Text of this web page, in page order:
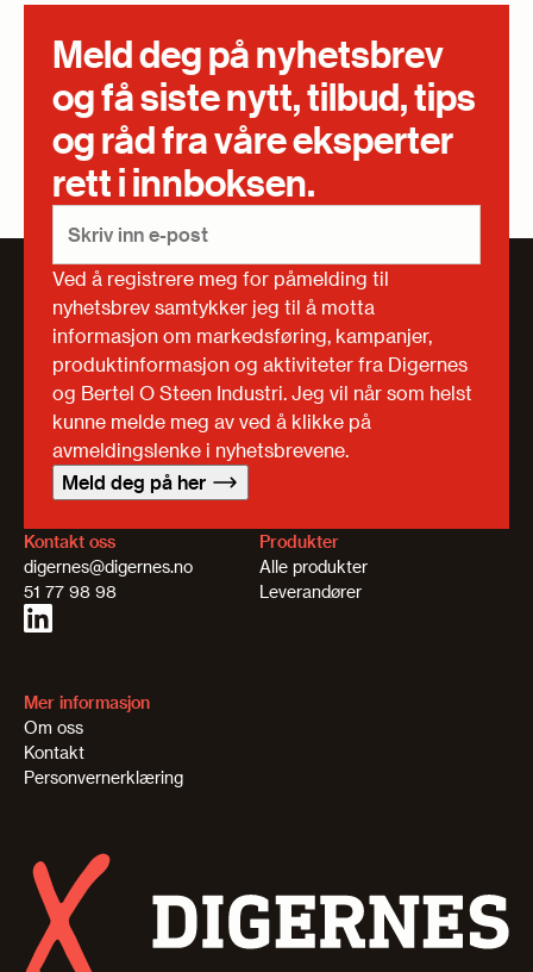
Meld deg på nyhetsbrev
og få siste nytt, tilbud, tips
og råd fra våre eksperter
rett i innboksen.
Ved å registrere meg for påmelding til
nyhetsbrev samtykker jeg til å motta
informasjon om markedsføring, kampanjer,
produktinformasjon og aktiviteter fra Digernes
og Bertel O Steen Industri. Jeg vil når som helst
kunne melde meg av ved å klikke på
avmeldingslenke i nyhetsbrevene.
Meld deg på her
Kontakt oss
digernes@digernes.no
51 77 98 98
Produkter
Alle produkter
Leverandører
Mer informasjon
Om oss
Kontakt
Personvernerklæring